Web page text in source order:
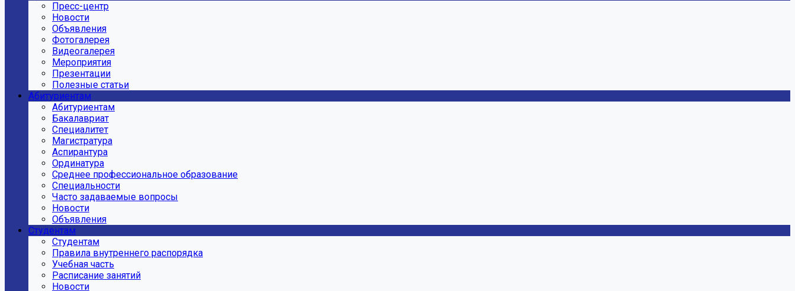
Пресс-центр
Новости
Объявления
Фотогалерея
Видеогалерея
Мероприятия
Презентации
Полезные статьи
Абитуриентам
Абитуриентам
Бакалавриат
Специалитет
Магистратура
Аспирантура
Ординатура
Среднее профессиональное образование
Специальности
Часто задаваемые вопросы
Новости
Объявления
Студентам
Студентам
Правила внутреннего распорядка
Учебная часть
Расписание занятий
Новости